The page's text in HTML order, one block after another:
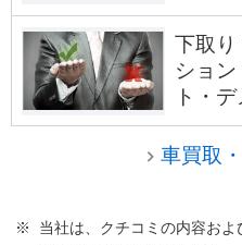
下取り
ショ
ト・
車買取
※ 当社は、クチコミの内容およ